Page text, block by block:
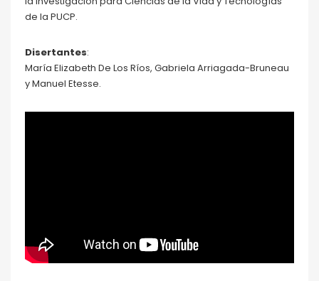
de la PUCP.
Disertantes:
María Elizabeth De Los Ríos, Gabriela Arriagada-Bruneau
y Manuel Etesse.